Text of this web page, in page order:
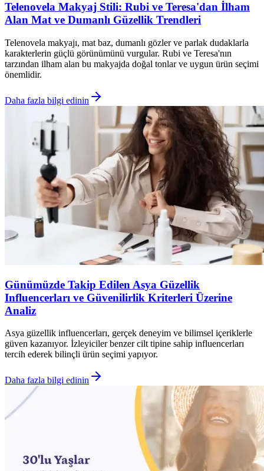
Telenovela Makyaj Stili: Rubi ve Teresa'dan İlham
Alan Mat ve Dumanlı Güzellik Trendleri
Telenovela makyajı, mat baz, dumanlı gözler ve parlak dudaklarla
karakterlerin güçlü görünümünü vurgular. Rubi ve Teresa'nın
tarzından ilham alan bu makyajda doğal tonlar ve uygun ürün seçimi
önemlidir.
Daha fazla bilgi edinin
Günümüzde Takip Edilen Asya Güzellik
Influencerları ve Güvenilirlik Kriterleri Üzerine
Analiz
Asya güzellik influencerları, gerçek deneyim ve bilimsel içeriklerle
güven kazanıyor. İzleyiciler benzer cilt tipine sahip influencerları
tercih ederek bilinçli ürün seçimi yapıyor.
Daha fazla bilgi edinin